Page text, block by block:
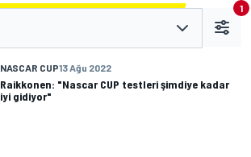
1
NASCAR CUP13 Ağu 2022
Raikkonen: "Nascar CUP testleri şimdiye kadar
iyi gidiyor"